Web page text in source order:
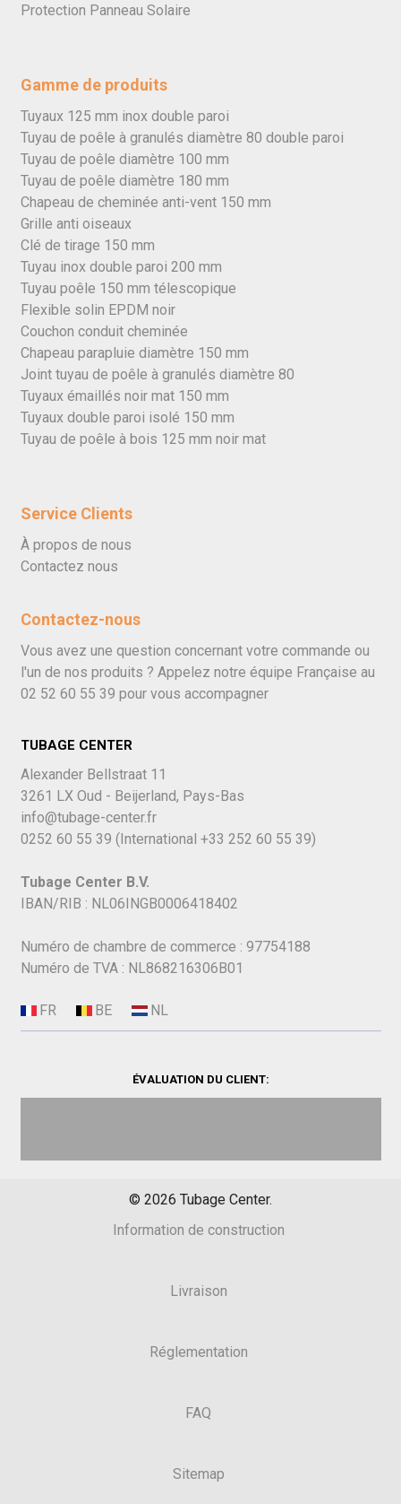
Protection Panneau Solaire
Gamme de produits
Tuyaux 125 mm inox double paroi
Tuyau de poêle à granulés diamètre 80 double paroi
Tuyau de poêle diamètre 100 mm
Tuyau de poêle diamètre 180 mm
Chapeau de cheminée anti-vent 150 mm
Grille anti oiseaux
Clé de tirage 150 mm
Tuyau inox double paroi 200 mm
Tuyau poêle 150 mm télescopique
Flexible solin EPDM noir
Couchon conduit cheminée
Chapeau parapluie diamètre 150 mm
Joint tuyau de poêle à granulés diamètre 80
Tuyaux émaillés noir mat 150 mm
Tuyaux double paroi isolé 150 mm
Tuyau de poêle à bois 125 mm noir mat
Service Clients
À propos de nous
Contactez nous
Contactez-nous
Vous avez une question concernant votre commande ou
l'un de nos produits ? Appelez notre équipe Française au
02 52 60 55 39 pour vous accompagner
TUBAGE CENTER
Alexander Bellstraat 11
3261 LX Oud - Beijerland, Pays-Bas
info@tubage-center.fr
0252 60 55 39 (International +33 252 60 55 39)
Tubage Center B.V.
IBAN/RIB : NL06INGB0006418402
Numéro de chambre de commerce : 97754188
Numéro de TVA : NL868216306B01
ÉVALUATION DU CLIENT:
© 2026 Tubage Center.
Information de construction
Livraison
Réglementation
FAQ
Sitemap